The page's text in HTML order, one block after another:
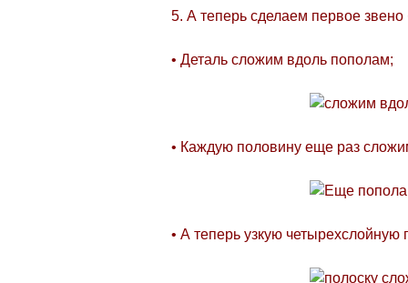
5. А теперь сделаем первое звено
• Деталь сложим вдоль пополам;
• Каждую половину еще раз
• А теперь узкую четырехслойную